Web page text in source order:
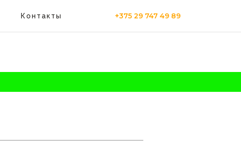
Контакты +375 29 747 49 89